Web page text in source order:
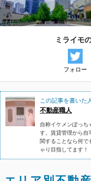
ミライモ
フォロー
この記事を書いた
不動産職人
自称イケメンぽっち
す。賃貸管理から自
関することなら何で
ゃり目指してます！